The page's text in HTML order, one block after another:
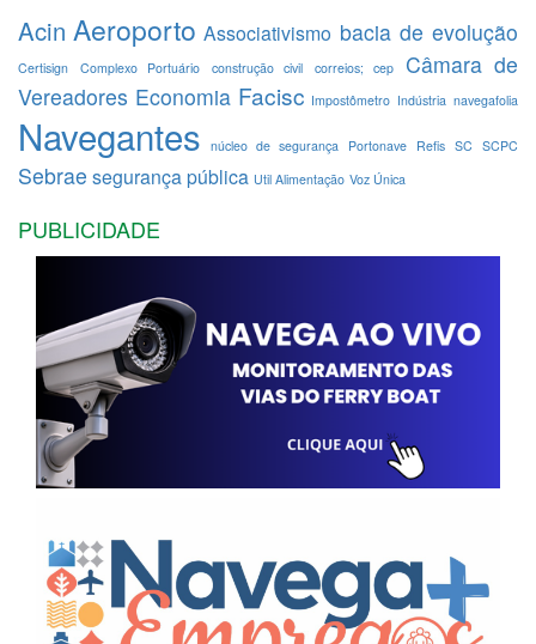
Acin Aeroporto Associativismo bacia de evolução
Certisign Complexo Portuário construção civil correios; cep
Câmara de
Vereadores Economia Facisc Impostômetro Indústria navegafolia
Navegantes núcleo de segurança Portonave Refis SC SCPC
Sebrae segurança pública Util Alimentação Voz Única
PUBLICIDADE